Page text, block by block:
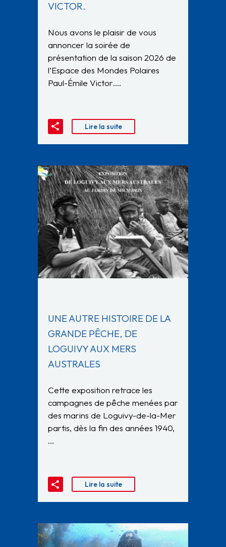
VICTOR.
Nous avons le plaisir de vous
annoncer la soirée de
présentation de la saison 2026 de
l’Espace des Mondes Polaires
Paul-Émile Victor….
Lire la suite
UNE AUTRE HISTOIRE DE LA
GRANDE PÊCHE, DE
LOGUIVY AUX MERS
AUSTRALES
Cette exposition retrace les
campagnes de pêche menées par
des marins de Loguivy-de-la-Mer
partis, dès la fin des années 1940,
…
Lire la suite